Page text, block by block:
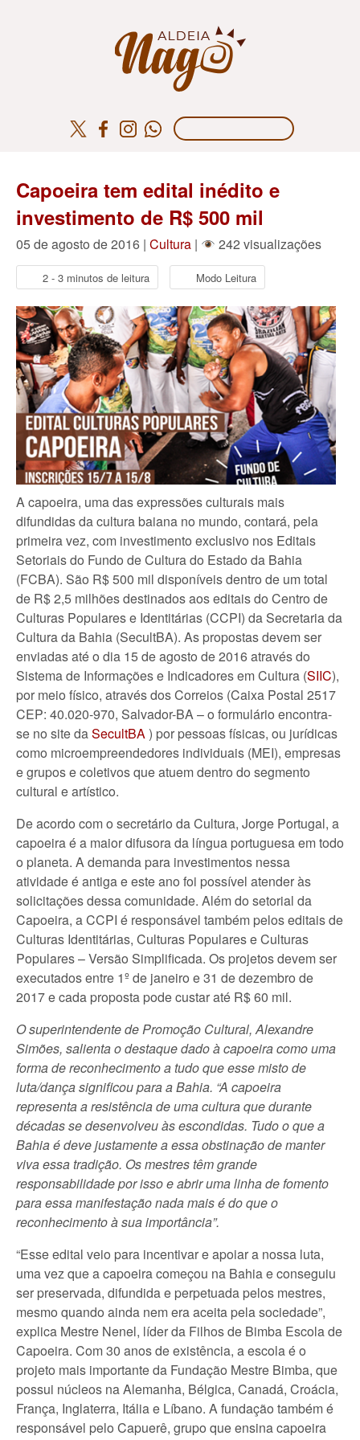
Capoeira tem edital inédito e
investimento de R$ 500 mil
05 de agosto de 2016 | Cultura | 242 visualizações
2 - 3 minutos de leitura Modo Leitura
A capoeira, uma das expressões culturais mais
difundidas da cultura baiana no mundo, contará, pela
primeira vez, com investimento exclusivo nos Editais
Setoriais do Fundo de Cultura do Estado da Bahia
(FCBA). São R$ 500 mil disponíveis dentro de um total
de R$ 2,5 milhões destinados aos editais do Centro de
Culturas Populares e Identitárias (CCPI) da Secretaria da
Cultura da Bahia (SecultBA). As propostas devem ser
enviadas até o dia 15 de agosto de 2016 através do
Sistema de Informações e Indicadores em Cultura (SIIC),
por meio físico, através dos Correios (Caixa Postal 2517
CEP: 40.020-970, Salvador-BA – o formulário encontra-
se no site daSecultBA) por pessoas físicas, ou jurídicas
como microempreendedores individuais (MEI), empresas
e grupos e coletivos que atuem dentro do segmento
cultural e artístico.
De acordo com o secretário da Cultura, Jorge Portugal, a
capoeira é a maior difusora da língua portuguesa em todo
o planeta. A demanda para investimentos nessa
atividade é antiga e este ano foi possível atender às
solicitações dessa comunidade. Além do setorial da
Capoeira, a CCPI é responsável também pelos editais de
Culturas Identitárias, Culturas Populares e Culturas
Populares – Versão Simplificada. Os projetos devem ser
executados entre 1º de janeiro e 31 de dezembro de
2017 e cada proposta pode custar até R$ 60 mil.
O superintendente de Promoção Cultural, Alexandre
Simões, salienta o destaque dado à capoeira como uma
forma de reconhecimento a tudo que esse misto de
luta/dança significou para a Bahia. “A capoeira
representa a resistência de uma cultura que durante
décadas se desenvolveu às escondidas. Tudo o que a
Bahia é deve justamente a essa obstinação de manter
viva essa tradição. Os mestres têm grande
responsabilidade por isso e abrir uma linha de fomento
para essa manifestação nada mais é do que o
reconhecimento à sua importância”.
“Esse edital veio para incentivar e apoiar a nossa luta,
uma vez que a capoeira começou na Bahia e conseguiu
ser preservada, difundida e perpetuada pelos mestres,
mesmo quando ainda nem era aceita pela sociedade”,
explica Mestre Nenel, líder da Filhos de Bimba Escola de
Capoeira. Com 30 anos de existência, a escola é o
projeto mais importante da Fundação Mestre Bimba, que
possui núcleos na Alemanha, Bélgica, Canadá, Croácia,
França, Inglaterra, Itália e Líbano. A fundação também é
responsável pelo Capuerê, grupo que ensina capoeira